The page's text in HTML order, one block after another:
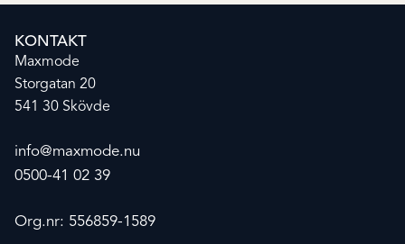
KONTAKT
Maxmode
Storgatan 20
541 30 Skövde
info@maxmode.nu
0500-41 02 39
Org.nr: 556859-1589